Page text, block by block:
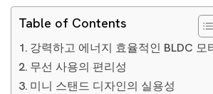
Table of Contents
강력하고 에너지 효율적인 BLDC 모
무선 사용의 편리성
미니 스탠드 디자인의 실용성